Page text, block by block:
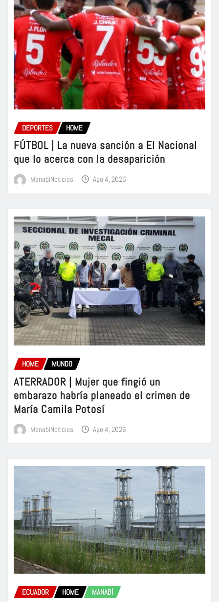
DEPORTES HOME
FÚTBOL | La nueva sanción a El Nacional
que lo acerca con la desaparición
ManabiNoticias Ago 4, 2026
HOME MUNDO
ATERRADOR | Mujer que fingió un
embarazo habría planeado el crimen de
María Camila Potosí
ManabiNoticias Ago 4, 2026
ECUADOR HOME MANABÍ